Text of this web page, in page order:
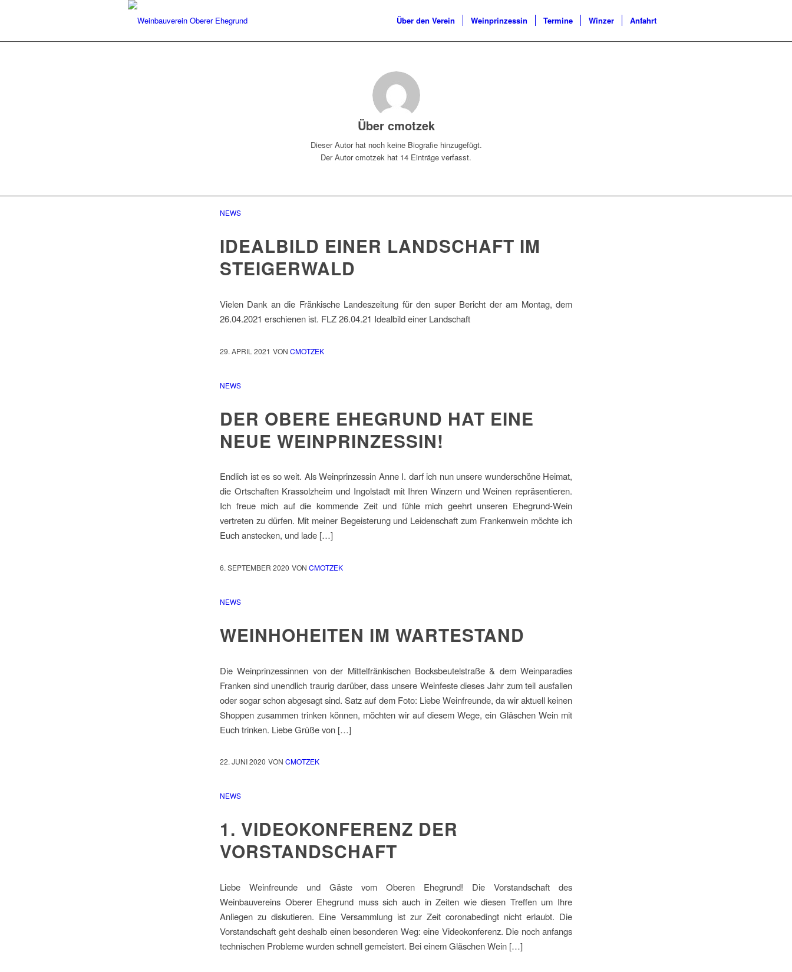
Über den Verein Weinprinzessin Termine Winzer Anfahrt
Über cmotzek
Dieser Autor hat noch keine Biografie hinzugefügt.
Der Autorcmotzek hat 14 Einträge verfasst.
NEWS
IDEALBILD EINER LANDSCHAFT IM
STEIGERWALD
Vielen Dank an die Fränkische Landeszeitung für den super Bericht der am Montag, dem
26.04.2021 erschienen ist. FLZ 26.04.21 Idealbild einer Landschaft
29. APRIL 2021 VON CMOTZEK
NEWS
DER OBERE EHEGRUND HAT EINE
NEUE WEINPRINZESSIN!
Endlich ist es so weit. Als Weinprinzessin Anne I. darf ich nun unsere wunderschöne Heimat,
die Ortschaften Krassolzheim und Ingolstadt mit Ihren Winzern und Weinen repräsentieren.
Ich freue mich auf die kommende Zeit und fühle mich geehrt unseren Ehegrund-Wein
vertreten zu dürfen. Mit meiner Begeisterung und Leidenschaft zum Frankenwein möchte ich
Euch anstecken, und lade […]
6. SEPTEMBER 2020 VON CMOTZEK
NEWS
WEINHOHEITEN IM WARTESTAND
Die Weinprinzessinnen von der Mittelfränkischen Bocksbeutelstraße & dem Weinparadies
Franken sind unendlich traurig darüber, dass unsere Weinfeste dieses Jahr zum teil ausfallen
oder sogar schon abgesagt sind. Satz auf dem Foto: Liebe Weinfreunde, da wir aktuell keinen
Shoppen zusammen trinken können, möchten wir auf diesem Wege, ein Gläschen Wein mit
Euch trinken. Liebe Grüße von […]
22. JUNI 2020 VON CMOTZEK
NEWS
1. VIDEOKONFERENZ DER
VORSTANDSCHAFT
Liebe Weinfreunde und Gäste vom Oberen Ehegrund! Die Vorstandschaft des
Weinbauvereins Oberer Ehegrund muss sich auch in Zeiten wie diesen Treffen um Ihre
Anliegen zu diskutieren. Eine Versammlung ist zur Zeit coronabedingt nicht erlaubt. Die
Vorstandschaft geht deshalb einen besonderen Weg: eine Videokonferenz. Die noch anfangs
technischen Probleme wurden schnell gemeistert. Bei einem Gläschen Wein […]